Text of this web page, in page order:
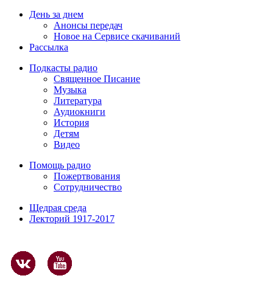
День за днем
Анонсы передач
Новое на Сервисе скачиваний
Рассылка
Подкасты радио
Священное Писание
Музыка
Литература
Аудиокниги
История
Детям
Видео
Помощь радио
Пожертвования
Сотрудничество
Щедрая среда
Лекторий 1917-2017